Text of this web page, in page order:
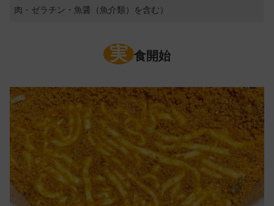
肉・ゼラチン・魚醤（魚介類）を含む）
実 食開始